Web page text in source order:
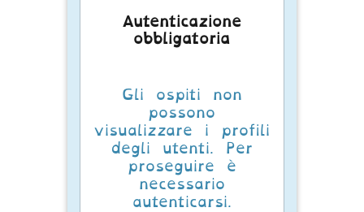
Autenticazione
obbligatoria
Gli ospiti non
possono
visualizzare i profili
degli utenti. Per
proseguire è
necessario
autenticarsi.